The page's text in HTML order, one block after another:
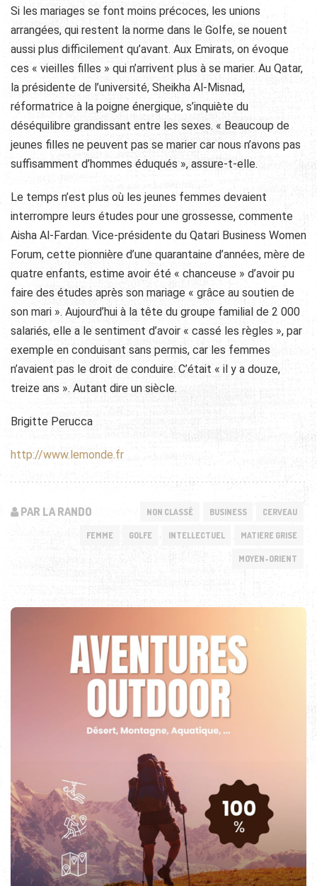
Si les mariages se font moins précoces, les unions
arrangées, qui restent la norme dans le Golfe, se nouent
aussi plus difficilement qu’avant. Aux Emirats, on évoque
ces « vieilles filles » qui n’arrivent plus à se marier. Au Qatar,
la présidente de l’université, Sheikha Al-Misnad,
réformatrice à la poigne énergique, s’inquiète du
déséquilibre grandissant entre les sexes. « Beaucoup de
jeunes filles ne peuvent pas se marier car nous n’avons pas
suffisamment d’hommes éduqués », assure-t-elle.
Le temps n’est plus où les jeunes femmes devaient
interrompre leurs études pour une grossesse, commente
Aisha Al-Fardan. Vice-présidente du Qatari Business Women
Forum, cette pionnière d’une quarantaine d’années, mère de
quatre enfants, estime avoir été « chanceuse » d’avoir pu
faire des études après son mariage « grâce au soutien de
son mari ». Aujourd’hui à la tête du groupe familial de 2 000
salariés, elle a le sentiment d’avoir « cassé les règles », par
exemple en conduisant sans permis, car les femmes
n’avaient pas le droit de conduire. C’était « il y a douze,
treize ans ». Autant dire un siècle.
Brigitte Perucca
http://www.lemonde.fr
PAR LA RANDO NON CLASSÉ BUSINESS CERVEAU
FEMME GOLFE INTELLECTUEL MATIERE GRISE
MOYEN-ORIENT